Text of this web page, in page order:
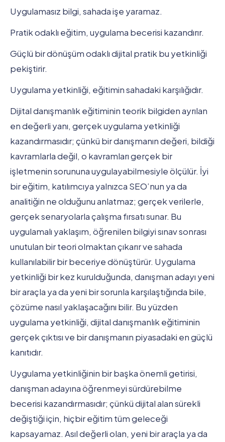
Uygulamasız bilgi, sahada işe yaramaz.
Pratik odaklı eğitim, uygulama becerisi kazandırır.
Güçlü bir dönüşüm odaklı dijital pratik bu yetkinliği
pekiştirir.
Uygulama yetkinliği, eğitimin sahadaki karşılığıdır.
Dijital danışmanlık eğitiminin teorik bilgiden ayrılan
en değerli yanı, gerçek uygulama yetkinliği
kazandırmasıdır; çünkü bir danışmanın değeri, bildiği
kavramlarla değil, o kavramları gerçek bir
işletmenin sorununa uygulayabilmesiyle ölçülür. İyi
bir eğitim, katılımcıya yalnızca SEO’nun ya da
analitiğin ne olduğunu anlatmaz; gerçek verilerle,
gerçek senaryolarla çalışma fırsatı sunar. Bu
uygulamalı yaklaşım, öğrenilen bilgiyi sınav sonrası
unutulan bir teori olmaktan çıkarır ve sahada
kullanılabilir bir beceriye dönüştürür. Uygulama
yetkinliği bir kez kurulduğunda, danışman adayı yeni
bir araçla ya da yeni bir sorunla karşılaştığında bile,
çözüme nasıl yaklaşacağını bilir. Bu yüzden
uygulama yetkinliği, dijital danışmanlık eğitiminin
gerçek çıktısı ve bir danışmanın piyasadaki en güçlü
kanıtıdır.
Uygulama yetkinliğinin bir başka önemli getirisi,
danışman adayına öğrenmeyi sürdürebilme
becerisi kazandırmasıdır; çünkü dijital alan sürekli
değiştiği için, hiçbir eğitim tüm geleceği
kapsayamaz. Asıl değerli olan, yeni bir araçla ya da